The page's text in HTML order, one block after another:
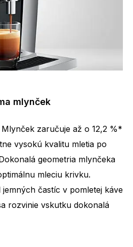
mlynček
zaručuje až o 12,2 %*
vysokú kvalitu mletia po
geometria mlynčeka
mleciu krivku.
častíc v pomletej káve
rozvinie vskutku dokonalá